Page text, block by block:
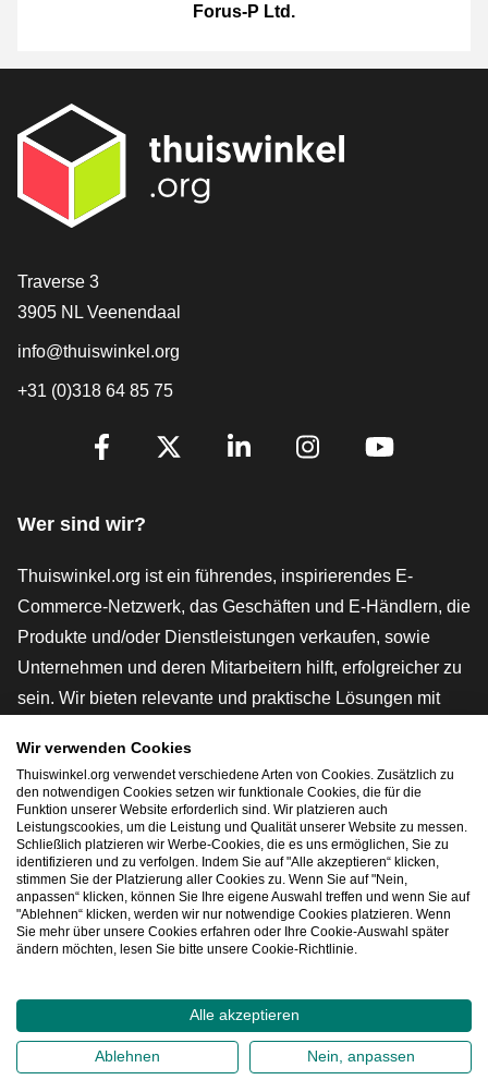
Forus-P Ltd.
[_General:Contact]
Traverse 3
3905 NL Veenendaal
info@thuiswinkel.org
+31 (0)318 64 85 75
[_General:SocialMediaTitle]
Wer sind wir?
Thuiswinkel.org ist ein führendes, inspirierendes E-
Commerce-Netzwerk, das Geschäften und E-Händlern, die
Produkte und/oder Dienstleistungen verkaufen, sowie
Unternehmen und deren Mitarbeitern hilft, erfolgreicher zu
sein. Wir bieten relevante und praktische Lösungen mit
Interessenvertretung, Marktforschung und verfügen über
eine eigene Bildungsplattform, die Thuiswinkel e-
Academy.
Schnelles Navigieren
2026©Thuiswinkel.org
Datenschutzerklärung Cookie-Erklärung
Wir verwenden Cookies
Thuiswinkel.org verwendet verschiedene Arten von Cookies. Zusätzlich zu
den notwendigen Cookies setzen wir funktionale Cookies, die für die
Funktion unserer Website erforderlich sind. Wir platzieren auch
Leistungscookies, um die Leistung und Qualität unserer Website zu messen.
Schließlich platzieren wir Werbe-Cookies, die es uns ermöglichen, Sie zu
identifizieren und zu verfolgen. Indem Sie auf "Alle akzeptieren“ klicken,
stimmen Sie der Platzierung aller Cookies zu. Wenn Sie auf "Nein,
anpassen“ klicken, können Sie Ihre eigene Auswahl treffen und wenn Sie auf
"Ablehnen“ klicken, werden wir nur notwendige Cookies platzieren. Wenn
Sie mehr über unsere Cookies erfahren oder Ihre Cookie-Auswahl später
ändern möchten, lesen Sie bitte unsere Cookie-Richtlinie.
Alle akzeptieren
Ablehnen Nein, anpassen